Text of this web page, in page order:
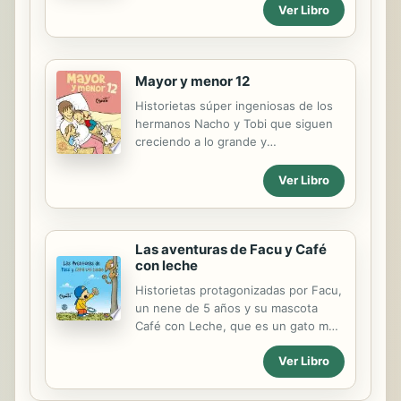
situaciones cotidianas. En este libro
ellos siguen disfrutando de su una
nueva mascota, pero también nos
enteramos de algunas sorpresas
amorosas que la vida les depara.
Ver Libro
Mayor y menor 12
Historietas súper ingeniosas de los
hermanos Nacho y Tobi que siguen
creciendo a lo grande y
situaciones cotidianas. En este libro
veremos cómo se agranda la familia.
Lo bueno es que Nacho seguirá
siendo el mayor, pero Tobi pasará su
lugar del menor a la nueva beba que
los hará divertirse mucho más de los
que pensaban.
Ver Libro
Las aventuras de Facu y Café
con leche
Historietas protagonizadas por Facu,
un nene de 5 años y su mascota
Café con Leche, que es un gato muy
travieso. Las aventuras comienzan
cuando Facu empieza el jardín y Café
con Leche tiene que quedarse en la
casa solo. Los diversos episodios
Ver Libro